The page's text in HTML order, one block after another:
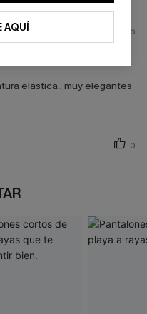
11/07/2026
elastica.. muy elegantes
0
AQUÍ